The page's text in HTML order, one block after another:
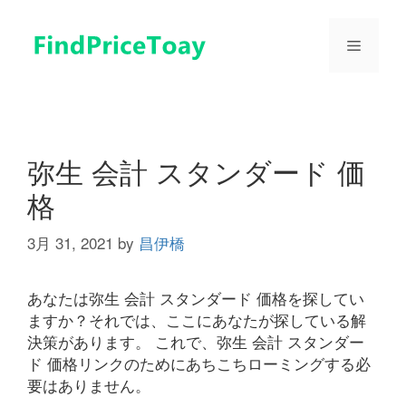
メ
弥生 会計 スタンダード 価
格
3月 31, 2021 by 昌伊橋
あなたは弥生 会計 スタンダード 価格を探してい
ますか？それでは、ここにあなたが探している解
決策があります。 これで、弥生 会計 スタンダー
ド 価格リンクのためにあちこちローミングする必
要はありません。